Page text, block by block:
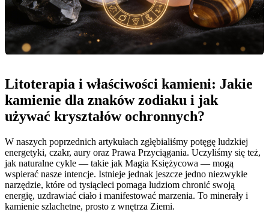
Litoterapia i właściwości kamieni: Jakie
kamienie dla znaków zodiaku i jak
używać kryształów ochronnych?
W naszych poprzednich artykułach zgłębialiśmy potęgę ludzkiej
energetyki, czakr, aury oraz Prawa Przyciągania. Uczyliśmy się też,
jak naturalne cykle — takie jak Magia Księżycowa — mogą
wspierać nasze intencje. Istnieje jednak jeszcze jedno niezwykłe
narzędzie, które od tysiącleci pomaga ludziom chronić swoją
energię, uzdrawiać ciało i manifestować marzenia. To minerały i
kamienie szlachetne, prosto z wnętrza Ziemi.